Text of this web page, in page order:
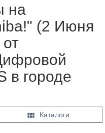
на
(2 Июня
в городе
 Каталоги